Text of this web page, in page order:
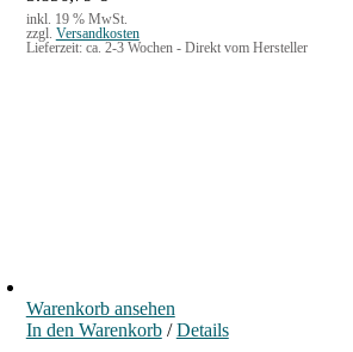
inkl. 19 % MwSt.
zzgl. Versandkosten
Lieferzeit: ca. 2-3 Wochen - Direkt vom Hersteller
Warenkorb ansehen
In den Warenkorb / Details